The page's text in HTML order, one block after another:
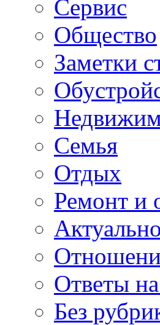
Сервис
Общество
Заметки
Семья
Отдых
Ремонт и
Актуально
Ответы
Без